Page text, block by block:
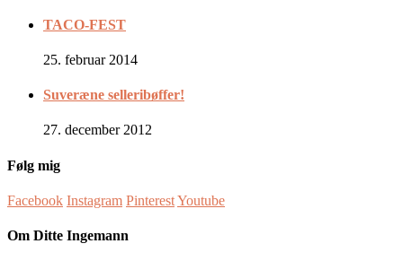
TACO-FEST
25. februar 2014
Suveræne selleribøffer!
27. december 2012
Følg mig
Facebook Instagram PinterestYoutube
Om Ditte Ingemann